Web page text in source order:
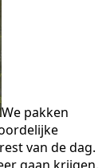
We pakken
van de dag.